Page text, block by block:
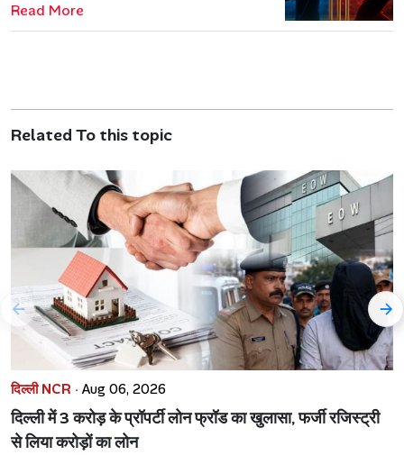
Read More
Related To this topic
दिल्ली NCR · Aug 06, 2026
दिल्ली में 3 करोड़ के प्रॉपर्टी लोन फ्रॉड का खुलासा, फर्जी रजिस्ट्री
से लिया करोड़ों का लोन